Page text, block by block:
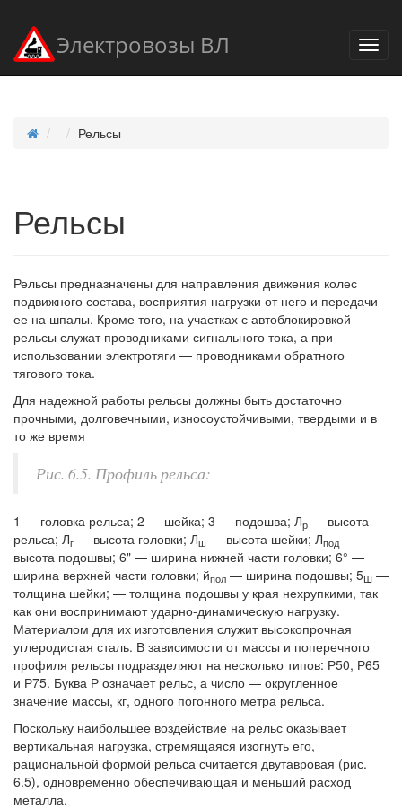
Электровозы ВЛ
Рельсы
Рельсы
Рельсы предназначены для направления движения колес
подвижного состава, восприятия нагрузки от него и передачи
ее на шпалы. Кроме того, на участках с автоблокировкой
рельсы служат проводниками сигнального тока, а при
использовании электротяги — проводниками обратного
тягового тока.
Для надежной работы рельсы должны быть достаточно
прочными, долговечными, износоустойчивыми, твердыми и в
то же время
Рис. 6.5. Профиль рельса:
1 — головка рельса; 2 — шейка; 3 — подошва; Лр — высота
рельса; Лг — высота головки; Лш — высота шейки; Лпод —
высота подошвы; 6" — ширина нижней части головки; 6° —
ширина верхней части головки; йпол — ширина подошвы; 5Ш —
толщина шейки; — толщина подошвы у края нехрупкими, так
как они воспринимают ударно-динамическую нагрузку.
Материалом для их изготовления служит высокопрочная
углеродистая сталь. В зависимости от массы и поперечного
профиля рельсы подразделяют на несколько типов: Р50, Р65
и Р75. Буква Р означает рельс, а число — округленное
значение массы, кг, одного погонного метра рельса.
Поскольку наибольшее воздействие на рельс оказывает
вертикальная нагрузка, стремящаяся изогнуть его,
рациональной формой рельса считается двутавровая (рис.
6.5), одновременно обеспечивающая и меньший расход
металла.